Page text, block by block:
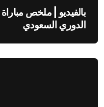
الدوري السعودي